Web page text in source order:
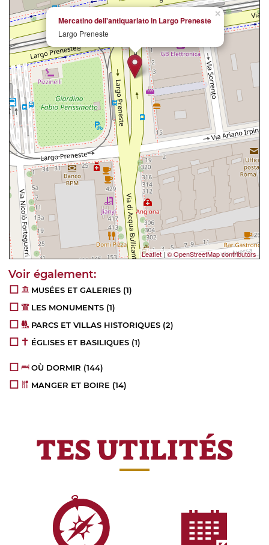
×
Mercatino dell'antiquariato in Largo Preneste
Largo Preneste
Leaflet| © OpenStreetMap contributors
MUSÉES ET GALERIES (1)
LES MONUMENTS (1)
PARCS ET VILLAS HISTORIQUES (2)
ÉGLISES ET BASILIQUES (1)
OÙ DORMIR (144)
MANGER ET BOIRE (14)
TES UTILITÉS